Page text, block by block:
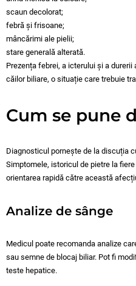
scaun decolorat;
febră și frisoane;
mâncărimi ale pielii;
stare generală alterată.
Prezența febrei, a icterului și a
căilor biliare, o situație care trebuie
Cum se pune
Diagnosticul pornește de la discuția
Simptomele, istoricul de pietre la
orientarea rapidă către această
Analize de sânge
Medicul poate recomanda analize
sau semne de blocaj biliar. Pot fi
teste hepatice.